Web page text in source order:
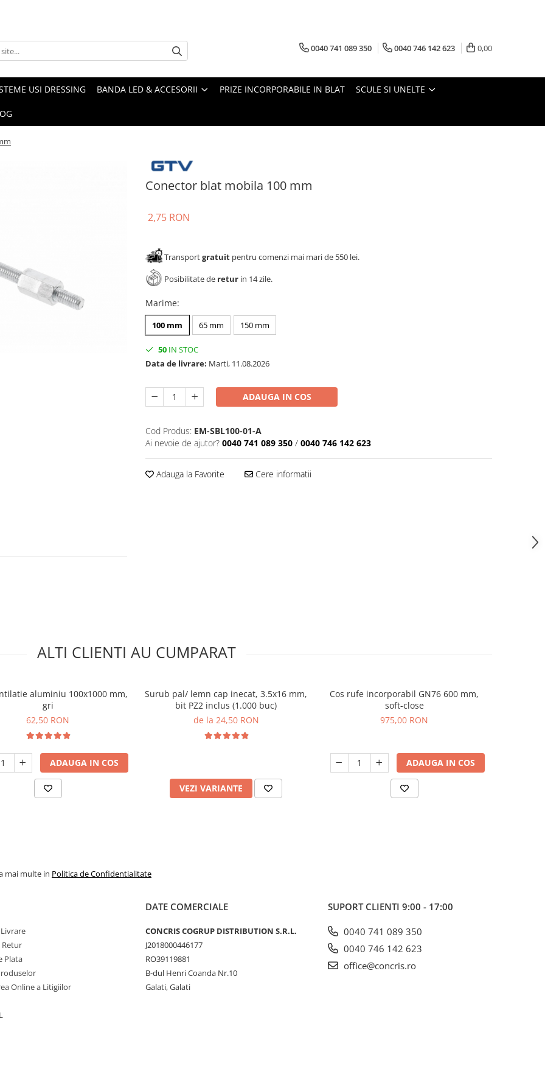
0040 741 089 350 0040 746 142 623 0,00
USI DRESSING BANDA LED & ACCESORII PRIZE INCORPORABILE IN BLAT SCULE SI UNELTE
Conector blat mobila 100 mm
2,75 RON
Transportgratuit pentru comenzi mai mari de 550 lei.
Posibilitate de retur in 14 zile.
Marime:
100 mm 65 mm 150 mm
50 IN STOC
Data de livrare: Marti, 11.08.2026
ADAUGA IN COS
Cod Produs: EM-SBL100-01-A
Ai nevoie de ajutor? 0040 741 089 350 / 0040 746 142 623
Adauga la Favorite Cere informatii
ALTI CLIENTI AU CUMPARAT
aluminiu 100x1000 mm,
gri
62,50 RON
ADAUGA IN COS
Surub pal/ lemn cap inecat, 3.5x16 mm,
bit PZ2 inclus (1.000 buc)
de la 24,50 RON
VEZI VARIANTE
Cos rufe incorporabil GN76 600 mm,
soft-close
975,00 RON
ADAUGA IN COS
mai multe in Politica de Confidentialitate
Retur
Plata
Online a Litigiilor
DATE COMERCIALE
CONCRIS COGRUP DISTRIBUTION S.R.L.
J2018000446177
RO39119881
B-dul Henri Coanda Nr.10
Galati, Galati
SUPORT CLIENTI 9:00 - 17:00
0040 741 089 350
0040 746 142 623
office@concris.ro